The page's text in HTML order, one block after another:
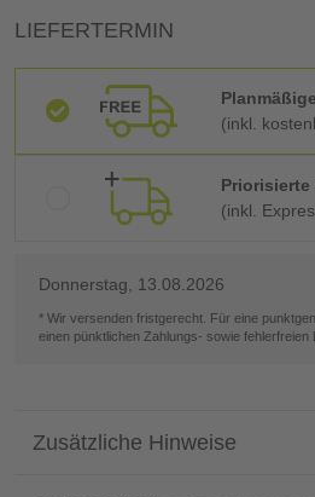
LIEFERTERMIN
(inkl.
(inkl.
Donnerstag, 13.08.2026
* Wir versenden fristgerecht. Für eine
einen pünktlichen Zahlungs- sowie fehlerfreien
Zusätzliche Hinweise